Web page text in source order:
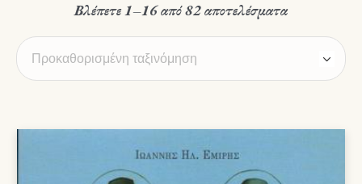
Βλέπετε 1–16 από 82 αποτελέσματα